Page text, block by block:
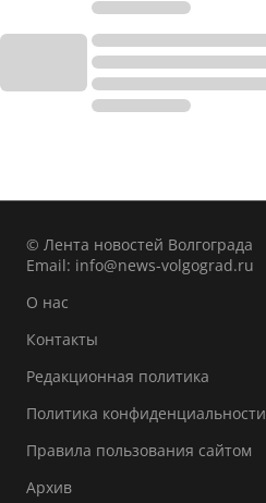
© Лента новостей Волгограда
Email: info@news-volgograd.ru
О нас
Контакты
Редакционная политика
Политика конфиденциальности
Правила пользования сайтом
Архив